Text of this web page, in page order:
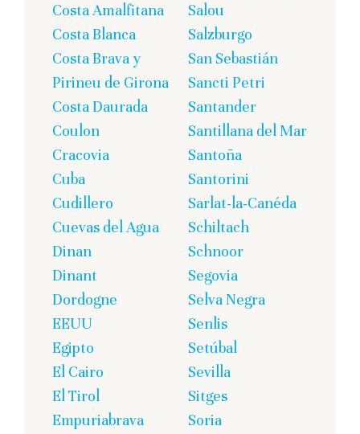
Costa Amalfitana
Costa Blanca
Costa Brava y
Pirineu de Girona
Costa Daurada
Coulon
Cracovia
Cuba
Cudillero
Cuevas del Agua
Dinan
Dinant
Dordogne
EEUU
Egipto
El Cairo
El Tirol
Empuriabrava
Salou
Salzburgo
San Sebastián
Sancti Petri
Santander
Santillana del Mar
Santoña
Santorini
Sarlat-la-Canéda
Schiltach
Schnoor
Segovia
Selva Negra
Senlis
Setúbal
Sevilla
Sitges
Soria